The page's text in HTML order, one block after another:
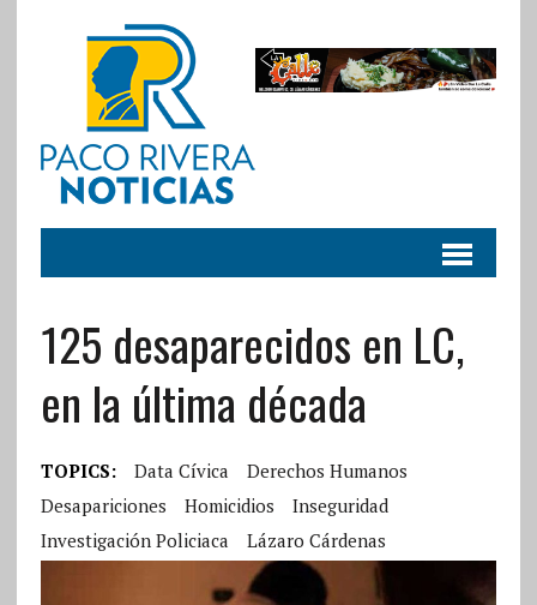
125 desaparecidos en LC,
en la última década
TOPICS: Data Cívica
Derechos Humanos
Desapariciones
Homicidios
Inseguridad
Investigación Policiaca
Lázaro Cárdenas